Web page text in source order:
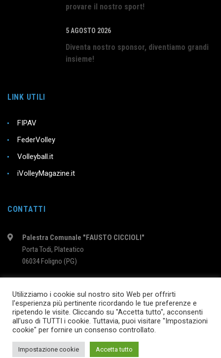
provare il nostro sport!
5 AGOSTO 2026
Diventa nostro sponsor, diventiamo grandi
insieme!
LINK UTILI
FIPAV
FederVolley
Volleyball.it
iVolleyMagazine.it
CONTATTI
Palestra Comunale "FAUSTO CICCIOLI"
Porta Todi, Plateatico
06034 Foligno (PG)
2024 © InterVolleyFoligno.it | P.I. 02895760540
SEGUICI SU
Utilizziamo i cookie sul nostro sito Web per offrirti
l'esperienza più pertinente ricordando le tue preferenze e
ripetendo le visite. Cliccando su "Accetta tutto", acconsenti
all'uso di TUTTI i cookie. Tuttavia, puoi visitare "Impostazioni
cookie" per fornire un consenso controllato.
Impostazione cookie Accetta tutto